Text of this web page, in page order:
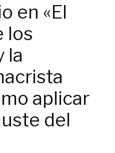
en «El
los
la
aplicar
del